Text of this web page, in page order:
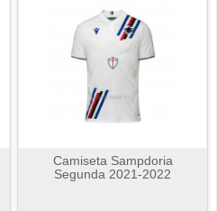
Camiseta Sampdoria
Segunda 2021-2022